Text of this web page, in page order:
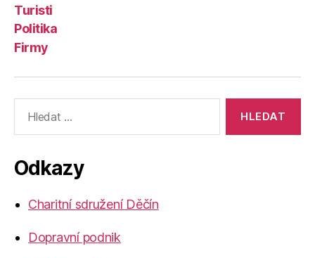
Turisti
Politika
Firmy
vyhledávání:
Odkazy
Charitní sdružení Děčín
Dopravní podnik